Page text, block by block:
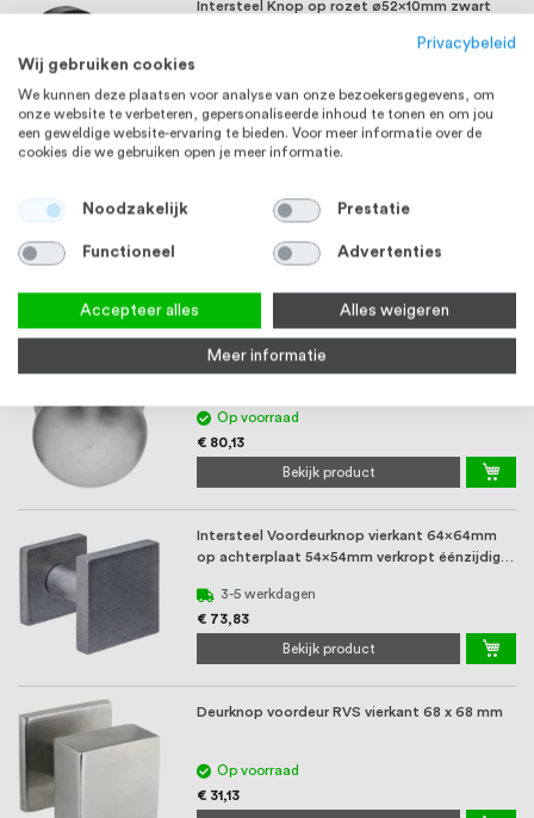
Intersteel Knop op rozet ø52x10mm zwart
€ 25,83
Bekijk product
5-7 werkdagen
Bekijk product
Voordeurknop Orion op rozet 70 mm, RVS
Op voorraad
€ 80,13
Bekijk product
Intersteel Voordeurknop vierkant 64x64mm
op achterplaat 54x54mm verkropt éénzijdige
3-5 werkdagen
€ 73,83
Bekijk product
Deurknop voordeur RVS vierkant 68 x 68 mm
Op voorraad
€ 31,13
Privacybeleid
Wij gebruiken cookies
We kunnen deze plaatsen voor analyse van onze bezoekersgegevens, om
onze website te verbeteren, gepersonaliseerde inhoud te tonen en om jou
een geweldige website-ervaring te bieden. Voor meer informatie over de
cookies die we gebruiken open je meer informatie.
Noodzakelijk Prestatie
Functioneel Advertenties
Accepteer alles Alles weigeren
Meer informatie